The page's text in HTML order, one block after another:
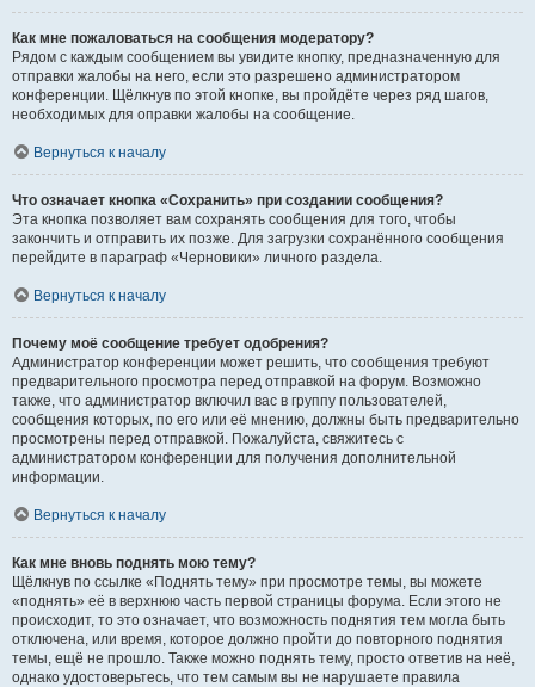
Как мне пожаловаться на сообщения модератору?
Рядом с каждым сообщением вы увидите кнопку, предназначенную для
отправки жалобы на него, если это разрешено администратором
конференции. Щёлкнув по этой кнопке, вы пройдёте через ряд шагов,
необходимых для оправки жалобы на сообщение.
Вернуться к началу
Что означает кнопка «Сохранить» при создании сообщения?
Эта кнопка позволяет вам сохранять сообщения для того, чтобы
закончить и отправить их позже. Для загрузки сохранённого сообщения
перейдите в параграф «Черновики» личного раздела.
Вернуться к началу
Почему моё сообщение требует одобрения?
Администратор конференции может решить, что сообщения требуют
предварительного просмотра перед отправкой на форум. Возможно
также, что администратор включил вас в группу пользователей,
сообщения которых, по его или её мнению, должны быть предварительно
просмотрены перед отправкой. Пожалуйста, свяжитесь с
администратором конференции для получения дополнительной
информации.
Вернуться к началу
Как мне вновь поднять мою тему?
Щёлкнув по ссылке «Поднять тему» при просмотре темы, вы можете
«поднять» её в верхнюю часть первой страницы форума. Если этого не
происходит, то это означает, что возможность поднятия тем могла быть
отключена, или время, которое должно пройти до повторного поднятия
темы, ещё не прошло. Также можно поднять тему, просто ответив на неё,
однако удостоверьтесь, что тем самым вы не нарушаете правила